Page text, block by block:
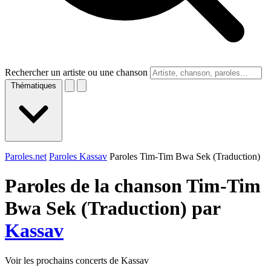
Rechercher un artiste ou une chanson
Thématiques
Paroles.net Paroles Kassav Paroles Tim-Tim Bwa Sek (Traduction)
Paroles de la chanson Tim-Tim
Bwa Sek (Traduction) par
Kassav
Voir les prochains concerts de Kassav